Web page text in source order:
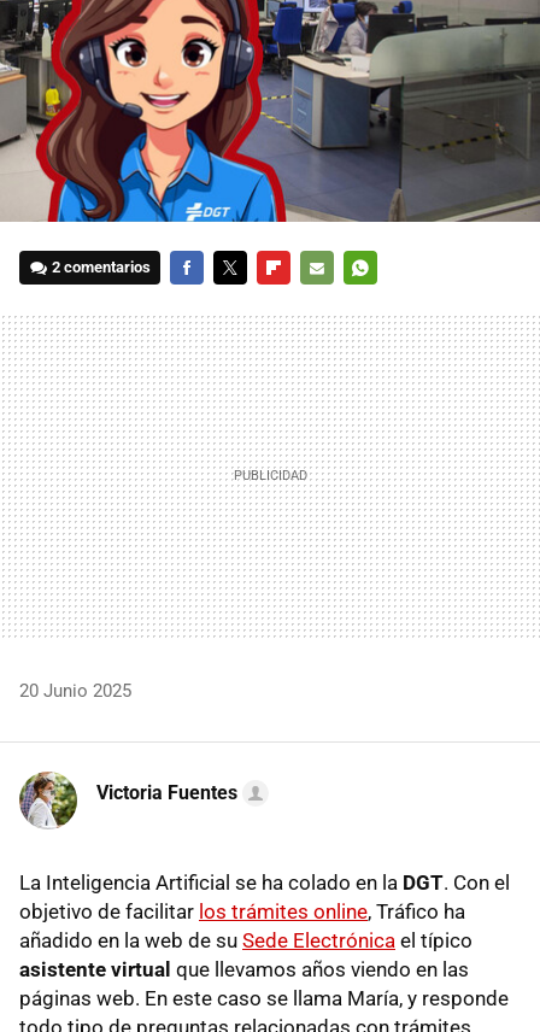
2 comentarios
MAIL
20 Junio 2025
Victoria Fuentes
La Inteligencia Artificial se ha colado en la DGT. Con el
objetivo de facilitar los trámites online, Tráfico ha
añadido en la web de su Sede Electrónica el típico
asistente virtual que llevamos años viendo en las
páginas web. En este caso se llama María, y responde
todo tipo de preguntas relacionadas con trámites.